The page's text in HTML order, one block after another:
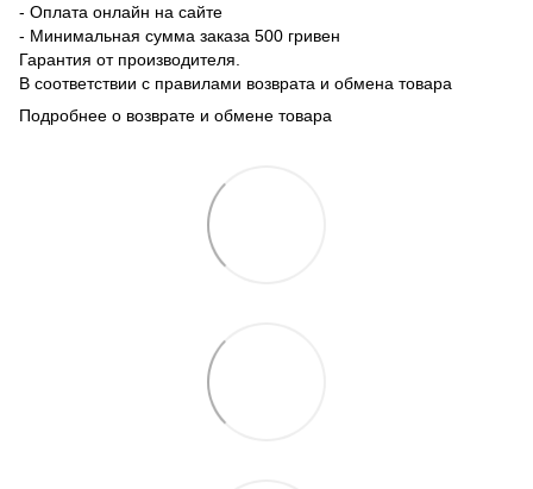
- Оплата онлайн на сайте
- Минимальная сумма заказа 500 гривен
Гарантия от производителя.
В соответствии с правилами возврата и обмена товара
Подробнее о возврате и обмене товара